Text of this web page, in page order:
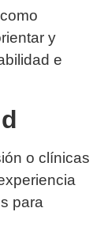
y
e
o clínicas
para